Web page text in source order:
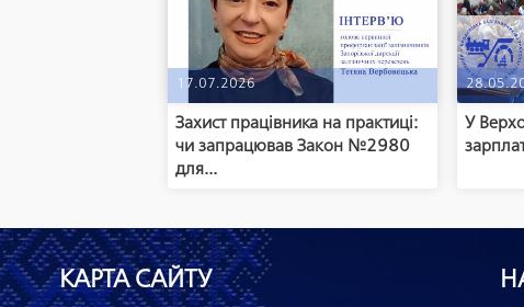
17.07.2026
Захист працівника на практиці:
чи запрацював Закон №2980
для...
У
КАРТА САЙТУ